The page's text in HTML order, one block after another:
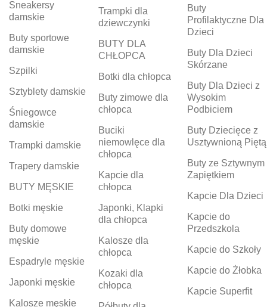
Sneakersy
damskie
Buty sportowe
damskie
Szpilki
Sztyblety damskie
Śniegowce
damskie
Trampki damskie
Trapery damskie
BUTY MĘSKIE
Botki męskie
Buty domowe
męskie
Espadryle męskie
Japonki męskie
Kalosze męskie
Trampki dla
dziewczynki
BUTY DLA
CHŁOPCA
Botki dla chłopca
Buty zimowe dla
chłopca
Buciki
niemowlęce dla
chłopca
Kapcie dla
chłopca
Japonki, Klapki
dla chłopca
Kalosze dla
chłopca
Kozaki dla
chłopca
Buty
Profilaktyczne Dla
Dzieci
Buty Dla Dzieci
Skórzane
Buty Dla Dzieci z
Wysokim
Podbiciem
Buty Dziecięce z
Usztywnioną Piętą
Buty ze Sztywnym
Zapiętkiem
Kapcie Dla Dzieci
Kapcie do
Przedszkola
Kapcie do Szkoły
Kapcie do Żłobka
Kapcie Superfit